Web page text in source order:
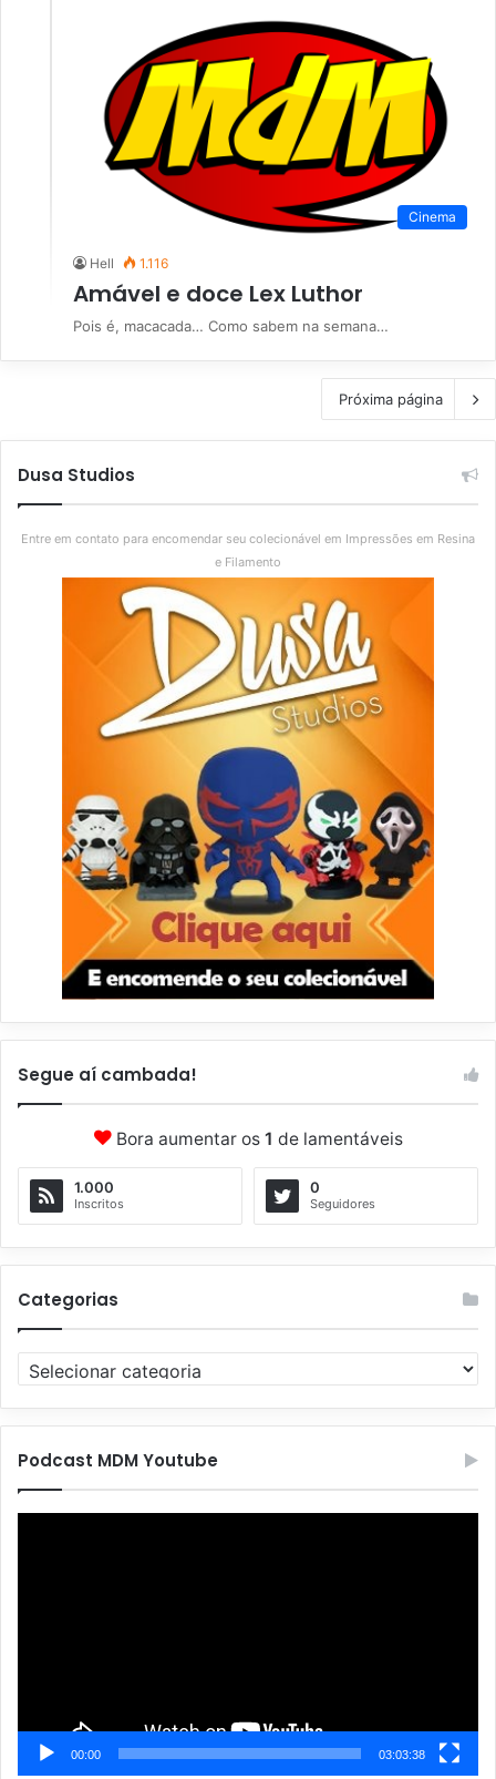
Cinema
Hell 1.116
Amável e doce Lex Luthor
Pois é, macacada… Como sabem na semana…
Próxima página
Dusa Studios
Entre em contato para encomendar seu colecionável em Impressões em Resina
e Filamento
Segue aí cambada!
Bora aumentar os 1 de lamentáveis
1.000
Inscritos
0
Seguidores
Categorias
a
t
e
g
Podcast MDM Youtube
00:00 03:03:38